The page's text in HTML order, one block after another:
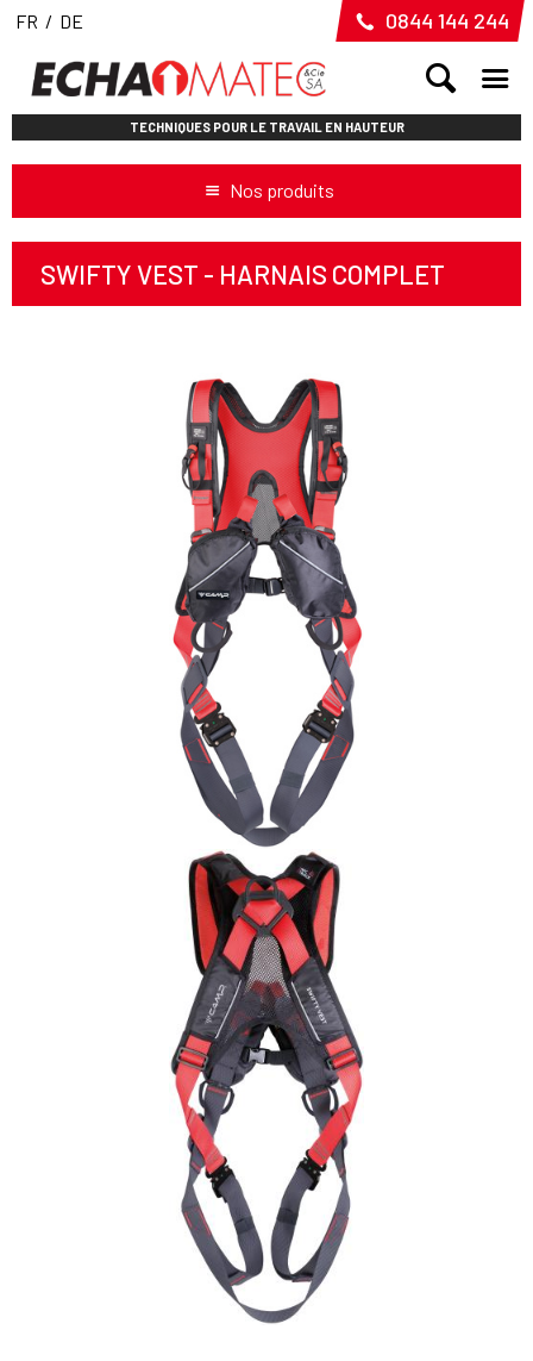
FR / DE 0844 144 244
TECHNIQUES POUR LE TRAVAIL EN HAUTEUR
Nos produits
SWIFTY VEST - HARNAIS COMPLET